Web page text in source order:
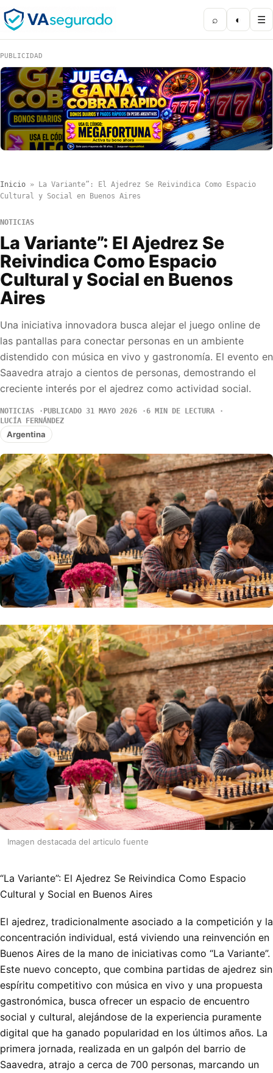
⌕ ◐ ☰
PUBLICIDAD
Inicio »
La Variante”: El Ajedrez Se Reivindica Como Espacio
Cultural y Social en Buenos Aires
NOTICIAS
La Variante”: El Ajedrez Se
Reivindica Como Espacio
Cultural y Social en Buenos
Aires
Una iniciativa innovadora busca alejar el juego online de
las pantallas para conectar personas en un ambiente
distendido con música en vivo y gastronomía. El evento en
Saavedra atrajo a cientos de personas, demostrando el
creciente interés por el ajedrez como actividad social.
NOTICIAS PUBLICADO 31 MAYO 2026
6 MIN DE LECTURA
LUCÍA FERNÁNDEZ
Argentina
Imagen destacada del articulo fuente
“La Variante”: El Ajedrez Se Reivindica Como Espacio
Cultural y Social en Buenos Aires
El ajedrez, tradicionalmente asociado a la competición y la
concentración individual, está viviendo una reinvención en
Buenos Aires de la mano de iniciativas como “La Variante”.
Este nuevo concepto, que combina partidas de ajedrez sin
espíritu competitivo con música en vivo y una propuesta
gastronómica, busca ofrecer un espacio de encuentro
social y cultural, alejándose de la experiencia puramente
digital que ha ganado popularidad en los últimos años. La
primera jornada, realizada en un galpón del barrio de
Saavedra, atrajo a cerca de 700 personas, marcando un